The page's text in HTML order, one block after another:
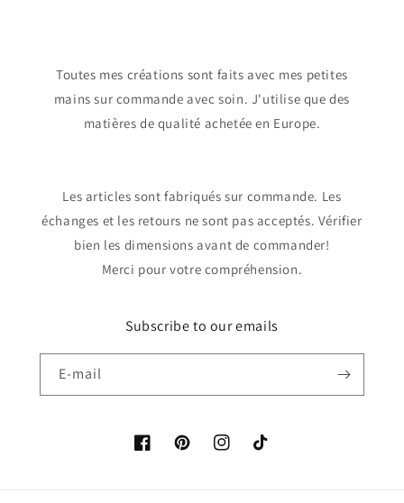
Toutes mes créations sont faits avec mes petites
mains sur commande avec soin. J'utilise que des
matières de qualité achetée en Europe.
Les articles sont fabriqués sur commande. Les
échanges et les retours ne sont pas acceptés. Vérifier
bien les dimensions avant de commander!
Merci pour votre compréhension.
Subscribe to our emails
E-mail
FacebookPinterestInstagramTikTok